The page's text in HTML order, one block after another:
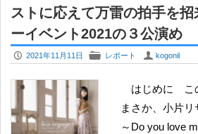
ストに応えて万雷の拍手を
ーイベント2021の３公演め
P 2021年11月11日 F レポート U kogonil
はじめに この一言だけ言わせて！
まさか、小片
～Do you love